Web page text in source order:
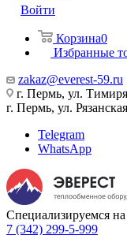
Войти
Корзина0
Избранные
zakaz@everest-59.ru
г. Пермь, ул.
г. Пермь, ул.
Telegram
WhatsApp
Специализируемся
7 (342) 299-5-999